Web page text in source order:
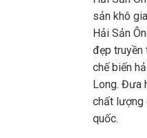
sản khô
Hải Sản
đẹp truyền
chế biến
Long. Đưa
chất lượng
quốc.